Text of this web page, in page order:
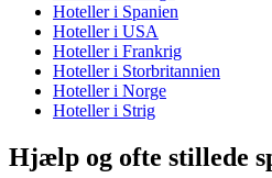
Hoteller i Spanien
Hoteller i USA
Hoteller i Frankrig
Hoteller i Storbritannien
Hoteller i Norge
Hoteller i Strig
Hjælp og ofte stillede